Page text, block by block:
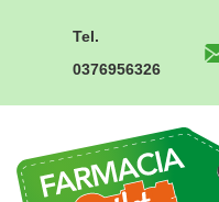
Tel.
0376956326
Outlet